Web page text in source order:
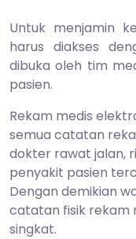
Untuk menjamin
harus diakses
dibuka oleh tim
pasien.
Rekam medis
semua catatan
dokter rawat jalan,
penyakit pasien
Dengan demikian
catatan fisik rekam
singkat.